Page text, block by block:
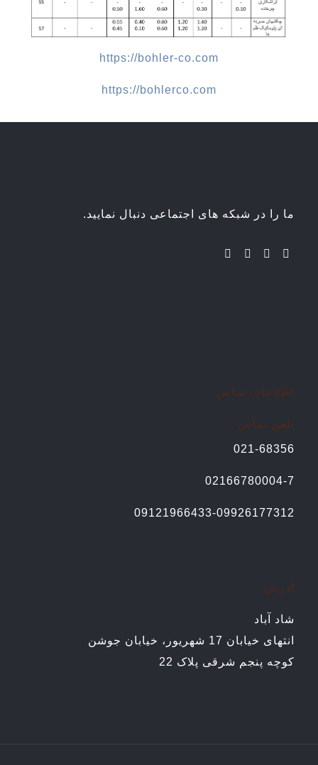
https://bohler-co.com
https://bohlerco.com
ما را در شبکه های اجتماعی دنبال نمایید.
اطلاعات تماس
تلفن تماس
021-68356
02166780004-7
09121966433-09926177312
آدرس
شاد آباد
انتهای خیابان 17 شهریور، خیابان جوشن
کوچه پنجم شرقی پلاک 22